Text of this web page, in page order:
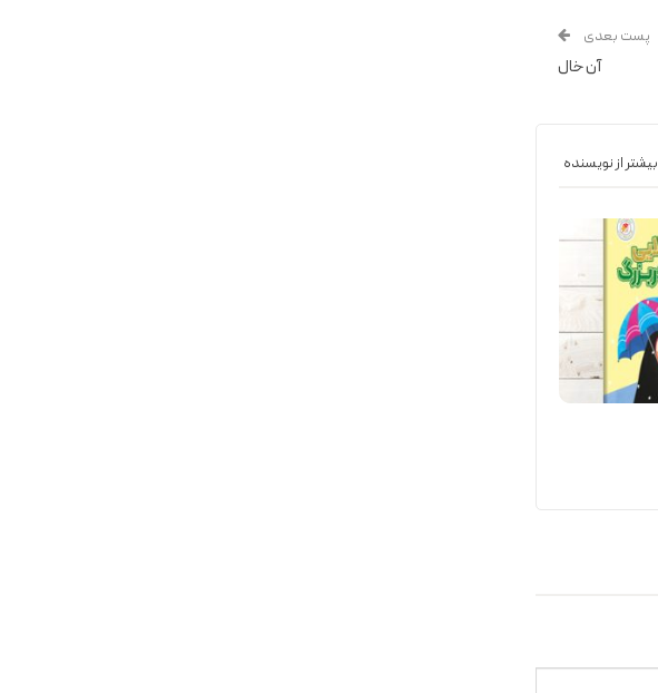
پست بعدی
آن خال
بیشتر از نویسنده